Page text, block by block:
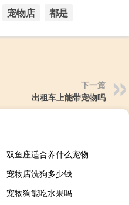
宠物店 都是
下一篇
出租车上能带宠物吗
双鱼座适合养什么宠物
宠物店洗狗多少钱
宠物狗能吃水果吗